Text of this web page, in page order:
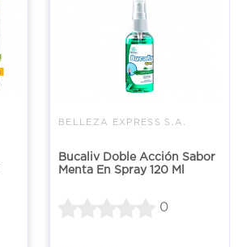
BELLEZA EXPRESS S.A.
Bucaliv Doble Acción Sabor
Menta En Spray 120 Ml
0